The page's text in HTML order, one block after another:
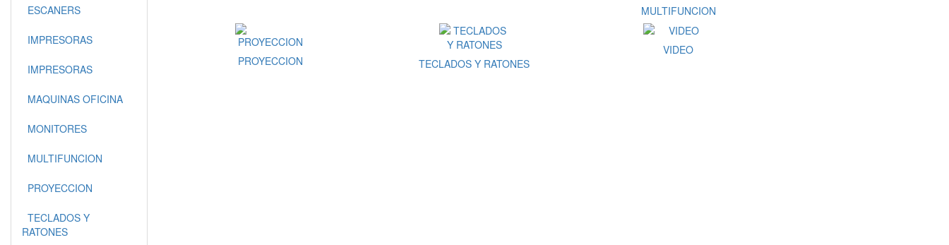
MULTIFUNCION
PROYECCION TECLADOS Y RATONES
VIDEO
ESCANERS
IMPRESORAS
IMPRESORAS
MAQUINAS OFICINA
MONITORES
MULTIFUNCION
PROYECCION
TECLADOS Y
RATONES